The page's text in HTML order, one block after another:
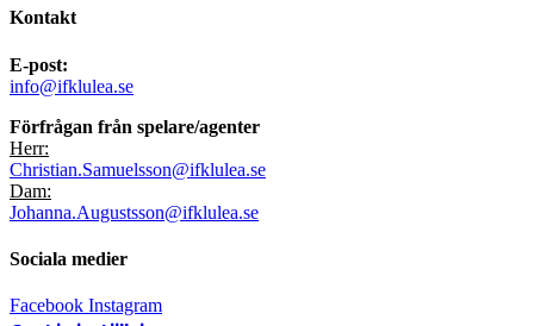
Kontakt
E-post:
info@ifklulea.se
Förfrågan från spelare/agenter
Herr:
Christian.Samuelsson@ifklulea.se
Dam:
Johanna.Augustsson@ifklulea.se
Sociala medier
Facebook Instagram